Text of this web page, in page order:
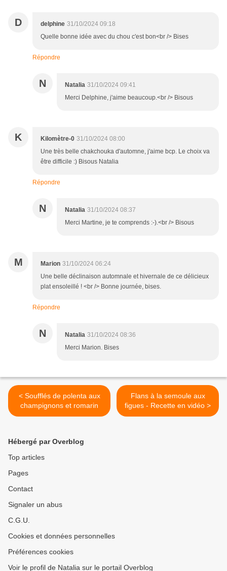
D delphine 31/10/2024 09:18
Quelle bonne idée avec du chou c'est bon<br /> Bises
Répondre
N Natalia 31/10/2024 09:41
Merci Delphine, j'aime beaucoup.<br /> Bisous
K Kilomètre-0 31/10/2024 08:00
Une très belle chakchouka d'automne, j'aime bcp. Le choix va
être difficile :) Bisous Natalia
Répondre
N Natalia 31/10/2024 08:37
Merci Martine, je te comprends :-).<br /> Bisous
M Marion 31/10/2024 06:24
Une belle déclinaison automnale et hivernale de ce délicieux
plat ensoleillé ! <br /> Bonne journée, bises.
Répondre
N Natalia 31/10/2024 08:36
Merci Marion. Bises
< Soufflés de polenta aux
champignons et romarin
Flans à la semoule aux
figues - Recette en vidéo >
Hébergé par Overblog
Top articles
Pages
Contact
Signaler un abus
C.G.U.
Cookies et données personnelles
Préférences cookies
Voir le profil de Natalia sur le portail Overblog